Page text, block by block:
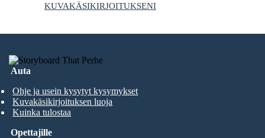
KUVAKÄSIKIRJOITUKSENI
Auta
Ohje ja usein kysytyt kysymykset
Kuvakäsikirjoituksen luoja
Kuinka tulostaa
Opettajille